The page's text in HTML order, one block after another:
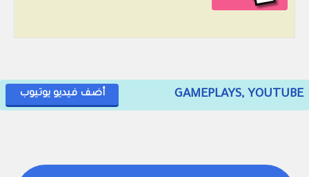
GAMEPLAYS, YOUTUBE أضف فيديو يوتيوب